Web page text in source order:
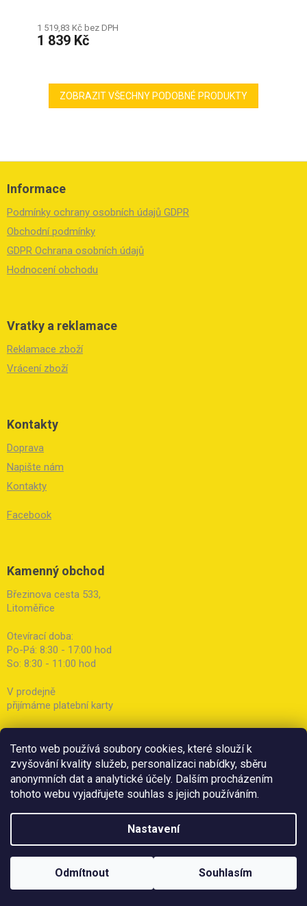
Tento web používá soubory cookies, které slouží k
zvyšování kvality služeb, personalizaci nabídky, sběru
anonymních dat a analytické účely. Dalším procházením
tohoto webu vyjadřujete souhlas s jejich používáním.
Nastavení
Odmítnout Souhlasím
1 519,83 Kč bez DPH
1 839 Kč
ZOBRAZIT VŠECHNY PODOBNÉ PRODUKTY
Z
Informace
Podmínky ochrany osobních údajů GDPR
Obchodní podmínky
GDPR Ochrana osobních údajů
Hodnocení obchodu
Vratky a reklamace
Reklamace zboží
Vrácení zboží
Kontakty
Doprava
Napište nám
Kontakty
Facebook
Kamenný obchod
Březinova cesta 533,
Litoměřice
Otevírací doba:
Po-Pá: 8:30 - 17:00 hod
So: 8:30 - 11:00 hod
V prodejně
přijímáme platební karty
Copyright 2026Botička. Všechna práva vyhrazena.